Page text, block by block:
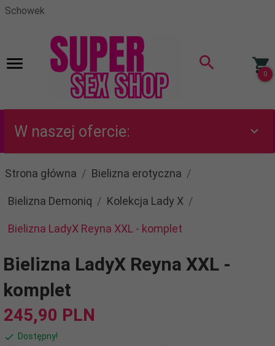
Schowek
0
W naszej ofercie:
Strona główna Bielizna erotyczna
Bielizna Demoniq Kolekcja Lady X
Bielizna LadyX Reyna XXL - komplet
Bielizna LadyX Reyna XXL -
komplet
245,90 PLN
Dostępny!